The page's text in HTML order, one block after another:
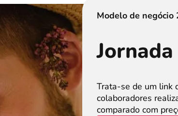
Modelo de negócio
Trata-se de um link
colaboradores
comparado com